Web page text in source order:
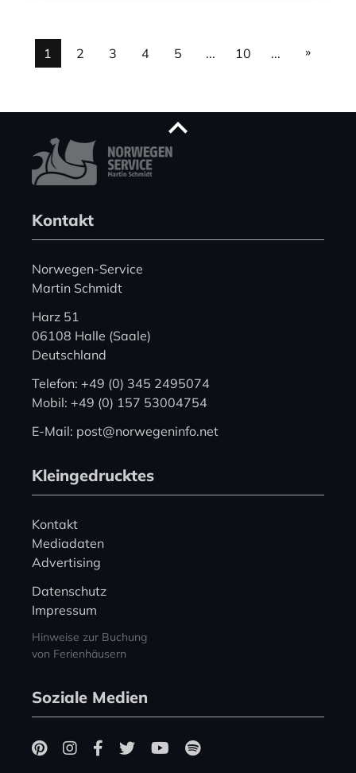
1 2 3 4 5 ... 10 ... »
Kontakt
Norwegen-Service
Martin Schmidt
Harz 51
06108 Halle (Saale)
Deutschland
Telefon: +49 (0) 345 2495074
Mobil: +49 (0) 157 53004754
E-Mail: post@norwegeninfo.net
Kleingedrucktes
Kontakt
Mediadaten
Advertising
Datenschutz
Impressum
Hinweise zur Buchung
von Ferienhäusern
Soziale Medien